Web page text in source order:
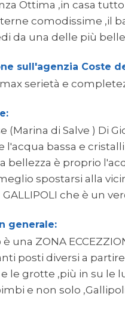
Ottima ,in casa
comodissime ,il
da una delle più
sull'agenzia Coste
serietà e
(Marina di Salve ) Di
l'acqua bassa e
bellezza è proprio
spostarsi alla
che è un
generale:
è una ZONA
posti diversi a
le grotte ,più in su le
e non solo